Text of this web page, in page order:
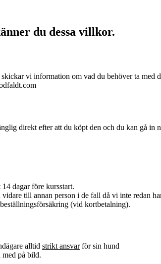
du dessa villkor.
vi information om vad du behöver ta med
direkt efter att du köpt den och du kan gå in
dagar före kursstart.
till annan person i de fall då vi inte redan
(vid kortbetalning).
alltid strikt ansvarför sin hund
på bild.